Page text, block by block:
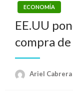
ECONOMÍA
EE.UU
compra
Ariel Cabrera